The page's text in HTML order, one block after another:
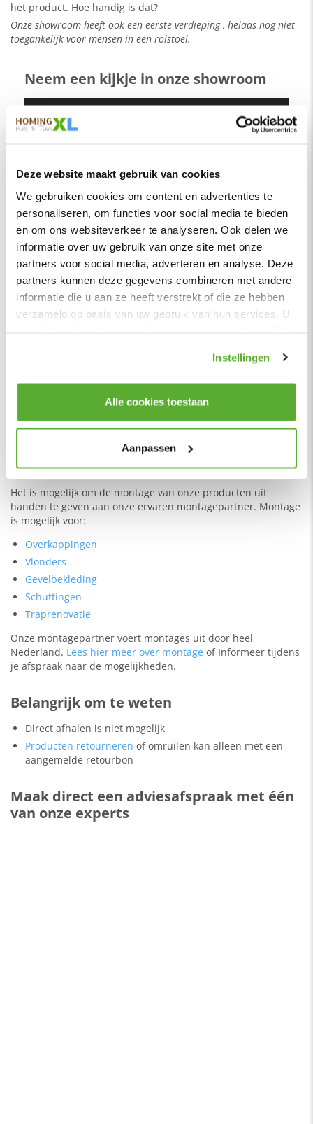
Deze website maakt gebruik van cookies
We gebruiken cookies om content en advertenties te
personaliseren, om functies voor social media te bieden
en om ons websiteverkeer te analyseren. Ook delen we
informatie over uw gebruik van onze site met onze
partners voor social media, adverteren en analyse. Deze
partners kunnen deze gegevens combineren met andere
informatie die u aan ze heeft verstrekt of die ze hebben
verzameld op basis van uw gebruik van hun services. U
Instellingen
Alle cookies toestaan
Aanpassen
het product. Hoe handig is dat?
Onze showroom heeft ook een eerste verdieping , helaas nog niet
toegankelijk voor mensen in een rolstoel.
Neem een kijkje in onze showroom
Montage uit handen geven
Het is mogelijk om de montage van onze producten uit
handen te geven aan onze ervaren montagepartner. Montage
is mogelijk voor:
Overkappingen
Vlonders
Gevelbekleding
Schuttingen
Traprenovatie
Onze montagepartner voert montages uit door heel
Nederland. Lees hier meer over montage of Informeer tijdens
je afspraak naar de mogelijkheden.
Belangrijk om te weten
Direct afhalen is niet mogelijk
Producten retourneren of omruilen kan alleen met een
aangemelde retourbon
Maak direct een adviesafspraak met één
van onze experts